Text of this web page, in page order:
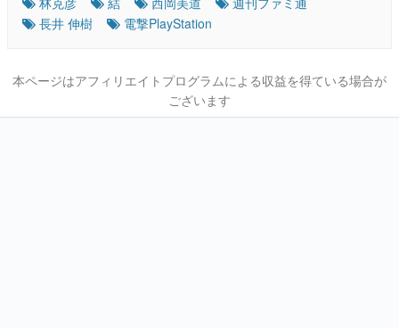
長井 伸樹
電撃PlayStation
本ページはアフィリエイトプログラムによる収益を得ている場合が
ございます